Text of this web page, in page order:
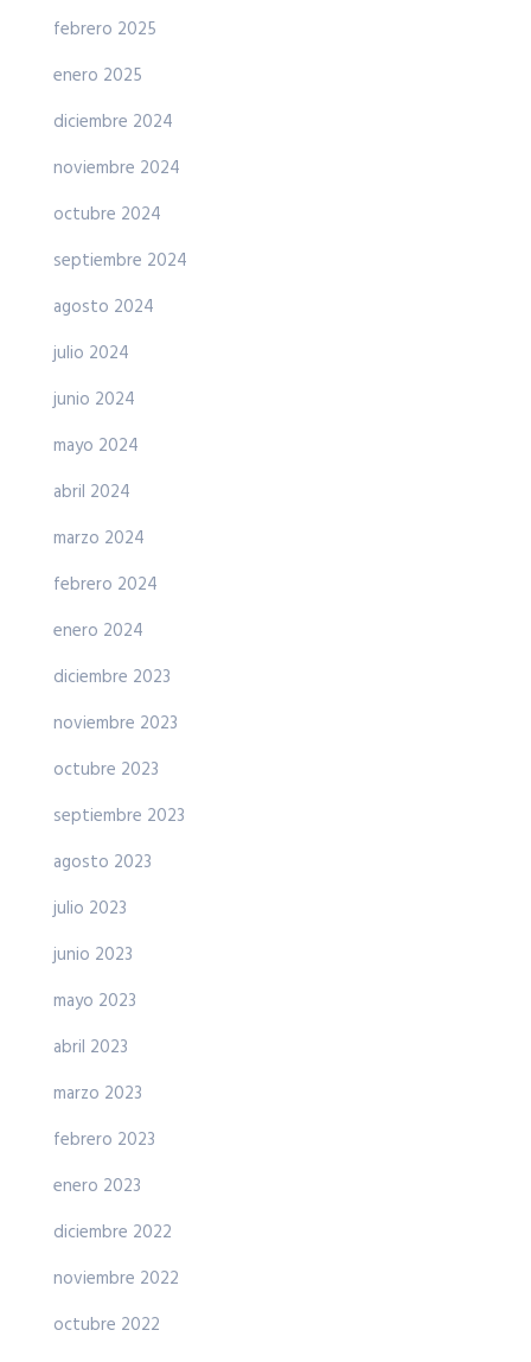
febrero 2025
enero 2025
diciembre 2024
noviembre 2024
octubre 2024
septiembre 2024
agosto 2024
julio 2024
junio 2024
mayo 2024
abril 2024
marzo 2024
febrero 2024
enero 2024
diciembre 2023
noviembre 2023
octubre 2023
septiembre 2023
agosto 2023
julio 2023
junio 2023
mayo 2023
abril 2023
marzo 2023
febrero 2023
enero 2023
diciembre 2022
noviembre 2022
octubre 2022